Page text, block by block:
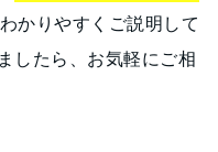
かりやすくご説明して
したら、お気軽にご相